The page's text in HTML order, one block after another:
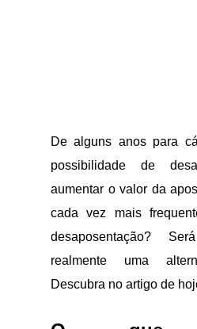
De alguns anos para
possibilidade de
aumentar o valor da
cada vez mais
desaposentação?
realmente uma
Descubra no artigo de